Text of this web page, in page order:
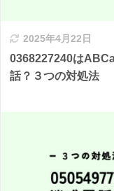
2025年4月22日
0368227240は
話？３つの対処法